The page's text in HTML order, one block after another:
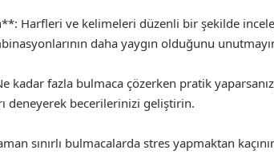
Harfleri ve kelimeleri düzenli bir şekilde
daha yaygın olduğunu
kadar fazla bulmaca çözerken pratik
deneyerek becerilerinizi geliştirin.
sınırlı bulmacalarda stres yapmaktan